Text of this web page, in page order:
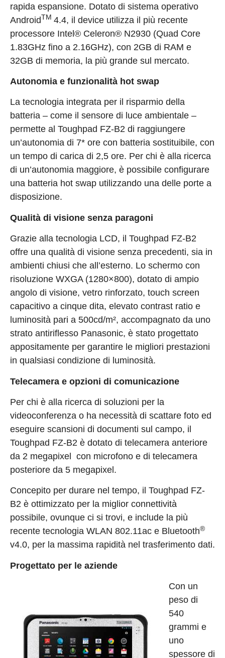
rapida espansione. Dotato di sistema operativo
AndroidTM 4.4, il device utilizza il più recente
processore Intel® Celeron® N2930 (Quad Core
1.83GHz fino a 2.16GHz), con 2GB di RAM e
32GB di memoria, la più grande sul mercato.
Autonomia e funzionalità hot swap
La tecnologia integrata per il risparmio della
batteria – come il sensore di luce ambientale –
permette al Toughpad FZ-B2 di raggiungere
un’autonomia di 7* ore con batteria sostituibile, con
un tempo di carica di 2,5 ore. Per chi è alla ricerca
di un’autonomia maggiore, è possibile configurare
una batteria hot swap utilizzando una delle porte a
disposizione.
Qualità di visione senza paragoni
Grazie alla tecnologia LCD, il Toughpad FZ-B2
offre una qualità di visione senza precedenti, sia in
ambienti chiusi che all’esterno. Lo schermo con
risoluzione WXGA (1280×800), dotato di ampio
angolo di visione, vetro rinforzato, touch screen
capacitivo a cinque dita, elevato contrast ratio e
luminosità pari a 500cd/m², accompagnato da uno
strato antiriflesso Panasonic, è stato progettato
appositamente per garantire le migliori prestazioni
in qualsiasi condizione di luminosità.
Telecamera e opzioni di comunicazione
Per chi è alla ricerca di soluzioni per la
videoconferenza o ha necessità di scattare foto ed
eseguire scansioni di documenti sul campo, il
Toughpad FZ-B2 è dotato di telecamera anteriore
da 2 megapixel con microfono e di telecamera
posteriore da 5 megapixel.
Concepito per durare nel tempo, il Toughpad FZ-
B2 è ottimizzato per la miglior connettività
possibile, ovunque ci si trovi, e include la più
recente tecnologia WLAN 802.11ac e Bluetooth®
v4.0, per la massima rapidità nel trasferimento dati.
Progettato per le aziende
Con un
peso di
540
grammi e
uno
spessore di